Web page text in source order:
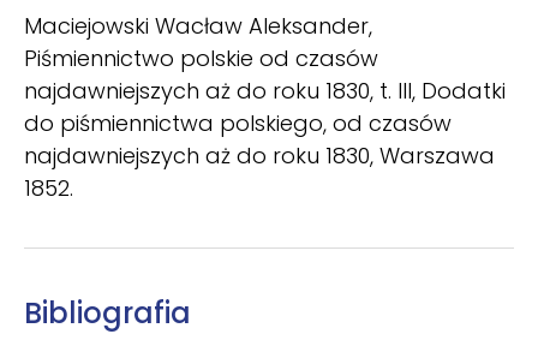
Maciejowski Wacław Aleksander,
Piśmiennictwo polskie od czasów
najdawniejszych aż do roku 1830, t. III, Dodatki
do piśmiennictwa polskiego, od czasów
najdawniejszych aż do roku 1830, Warszawa
1852.
Bibliografia